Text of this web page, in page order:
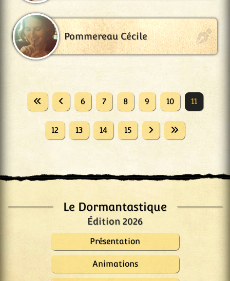
Le Dormantastique
Édition 2026
Présentation
Animations
Pommereau Cécile
6 7 8 9 10 11
12 13 14 15